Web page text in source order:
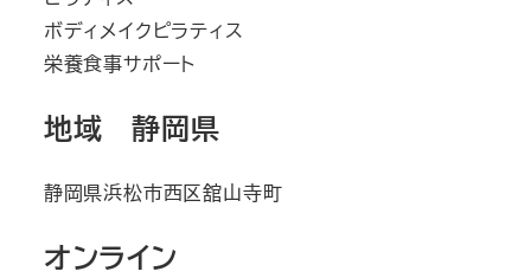
ボディメイクピラティス
栄養食事サポート
地域 静岡県
静岡県浜松市西区舘山寺町
オンライン